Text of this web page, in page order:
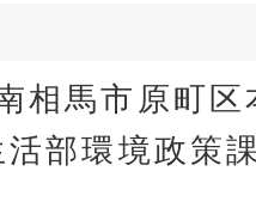
馬市原町区
部環境政策